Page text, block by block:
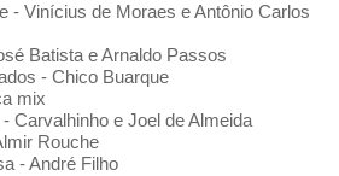
- Vinícius de Moraes e Antônio Carlos
Batista e Arnaldo Passos
- Chico Buarque
mix
Carvalhinho e Joel de Almeida
Rouche
- André Filho